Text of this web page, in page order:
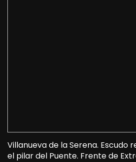
Villanueva de la Serena. Escudo
el pilar del Puente. Frente de